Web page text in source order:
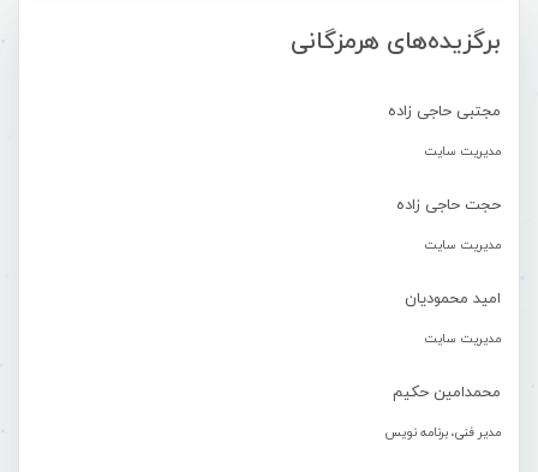
برگزیده‌های هرمزگانی
مجتبی حاجی زاده
مدیریت سایت
حجت حاجی زاده
مدیریت سایت
امید محمودیان
مدیریت سایت
محمدامین حکیم
مدیر فنی، برنامه نویس